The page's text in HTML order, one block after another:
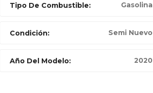
Tipo De Combustible: Gasolina
Condición: Semi Nuevo
Año Del Modelo: 2020